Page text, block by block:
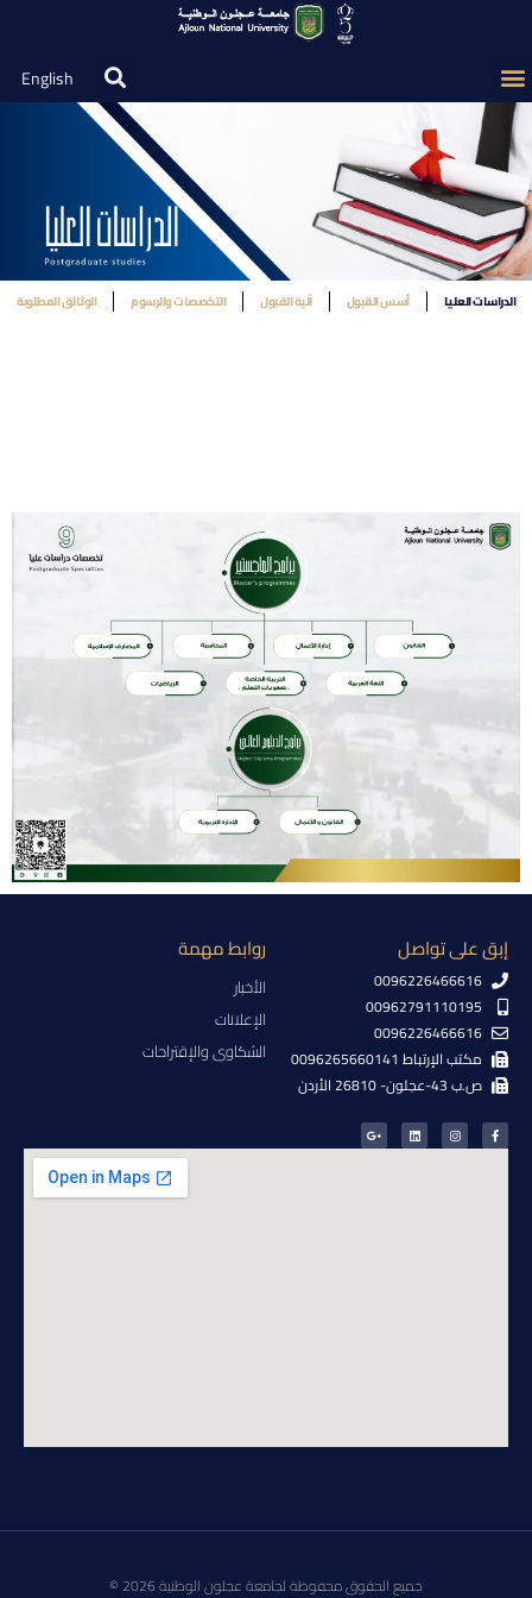
English
الدراسات العليا أسس القبول آلية القبول التخصصات والرسوم الوثائق المطلوبة
إبق على تواصل
0096226466616
00962791110195
0096226466616
مكتب الإرتباط 0096265660141
ص.ب 43-عجلون- 26810 الأردن
روابط مهمة
الأخبار
الإعلانات
الشكاوى والإقتراحات
جميع الحقوق محفوظة لجامعة عجلون الوطنية 2026 ©